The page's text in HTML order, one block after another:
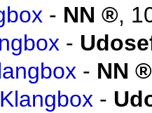
- NN ,
-
- NN
Klangbox -